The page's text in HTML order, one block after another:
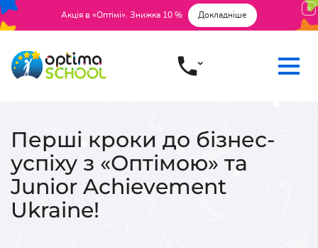
Акція в «Оптімі». Знижка 10 % Докладніше
Перші кроки до бізнес-
успіху з «Оптімою» та
Junior Achievement
Ukraine!